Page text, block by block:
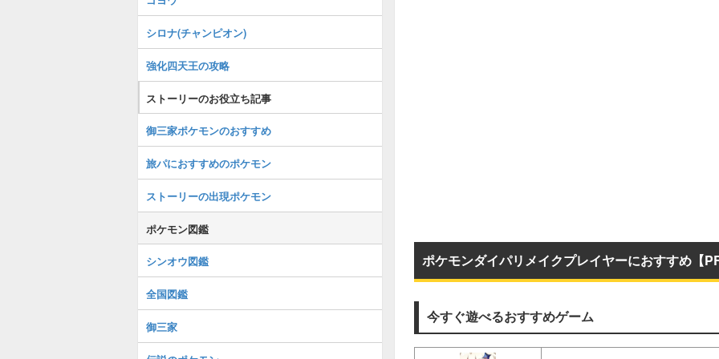
ポケモンダイパリメイクプレイヤーにおすすめ【
今すぐ遊べるおすすめゲーム
シロナ(チャンピオン)
強化四天王の攻略
ストーリーのお役立ち記事
御三家ポケモンのおすすめ
旅パにおすすめのポケモン
ストーリーの出現ポケモン
ポケモン図鑑
シンオウ図鑑
全国図鑑
御三家